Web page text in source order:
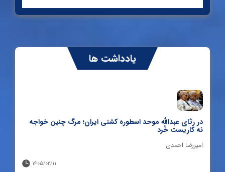
کشتی آزاد نوجوانان قهرمانی جهان؛ چهار مدال در پنج وزن
نخست، فراستی طلایی شد
صحبت های امیدرضا سهیلی، پدیده کرجی مسابقات
قهرمانی کشور
نتایج جشنواره کشتی آزاد نونهالان البرز بزرگداشت ابراهیم
جوادی+ گزارش تصویری
یادداشت ها
در رثای عبدالله موحد اسطوره کشتی ایران؛ مرگ چنین خواجه
نه کاریست خُرد
امیررضا احمدی
1405/02/11